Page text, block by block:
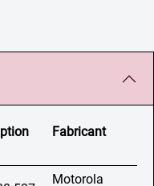
Fabricant
Motorola